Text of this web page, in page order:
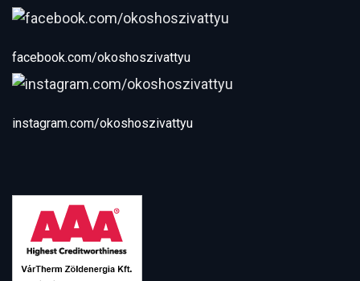
facebook.com/okoshoszivattyu
instagram.com/okoshoszivattyu